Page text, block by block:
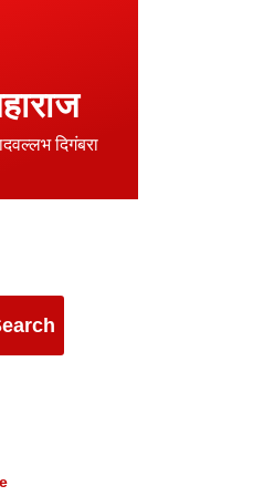
दिगंबरा